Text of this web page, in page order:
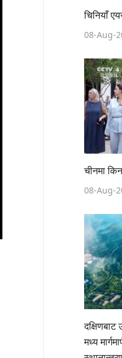
चिनियाँ
08-Aug-
चीनमा
08-Aug-
मध्य